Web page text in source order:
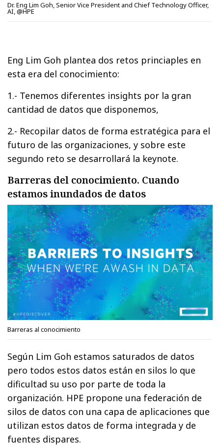
Dr. Eng Lim Goh, Senior Vice President and Chief Technology Officer,
AI, @HPE
Eng Lim Goh plantea dos retos princiaples en
esta era del conocimiento:
1.- Tenemos diferentes insights por la gran
cantidad de datos que disponemos,
2.- Recopilar datos de forma estratégica para el
futuro de las organizaciones, y sobre este
segundo reto se desarrollará la keynote.
Barreras del conocimiento. Cuando
estamos inundados de datos
Barreras al conocimiento
Según Lim Goh estamos saturados de datos
pero todos estos datos están en silos lo que
dificultad su uso por parte de toda la
organización. HPE propone una federación de
silos de datos con una capa de aplicaciones que
utilizan estos datos de forma integrada y de
fuentes dispares.